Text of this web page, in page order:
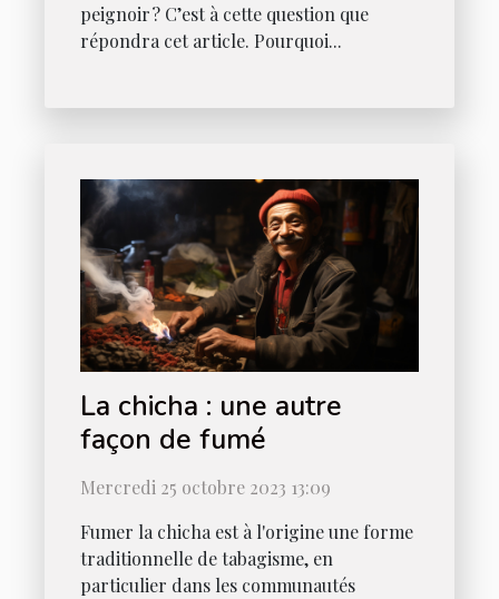
peignoir ? C’est à cette question que
répondra cet article. Pourquoi...
La chicha : une autre
façon de fumé
Mercredi 25 octobre 2023 13:09
Fumer la chicha est à l'origine une forme
traditionnelle de tabagisme, en
particulier dans les communautés